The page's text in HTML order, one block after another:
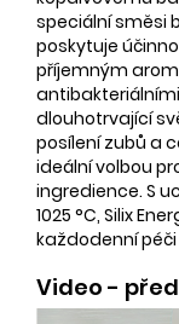
speciální směsi
poskytuje
příjemným
dlouhotrvající
posílení zubů a
ideální volbou
ingredience. S
1025 °C, Silix
každodenní
Video -